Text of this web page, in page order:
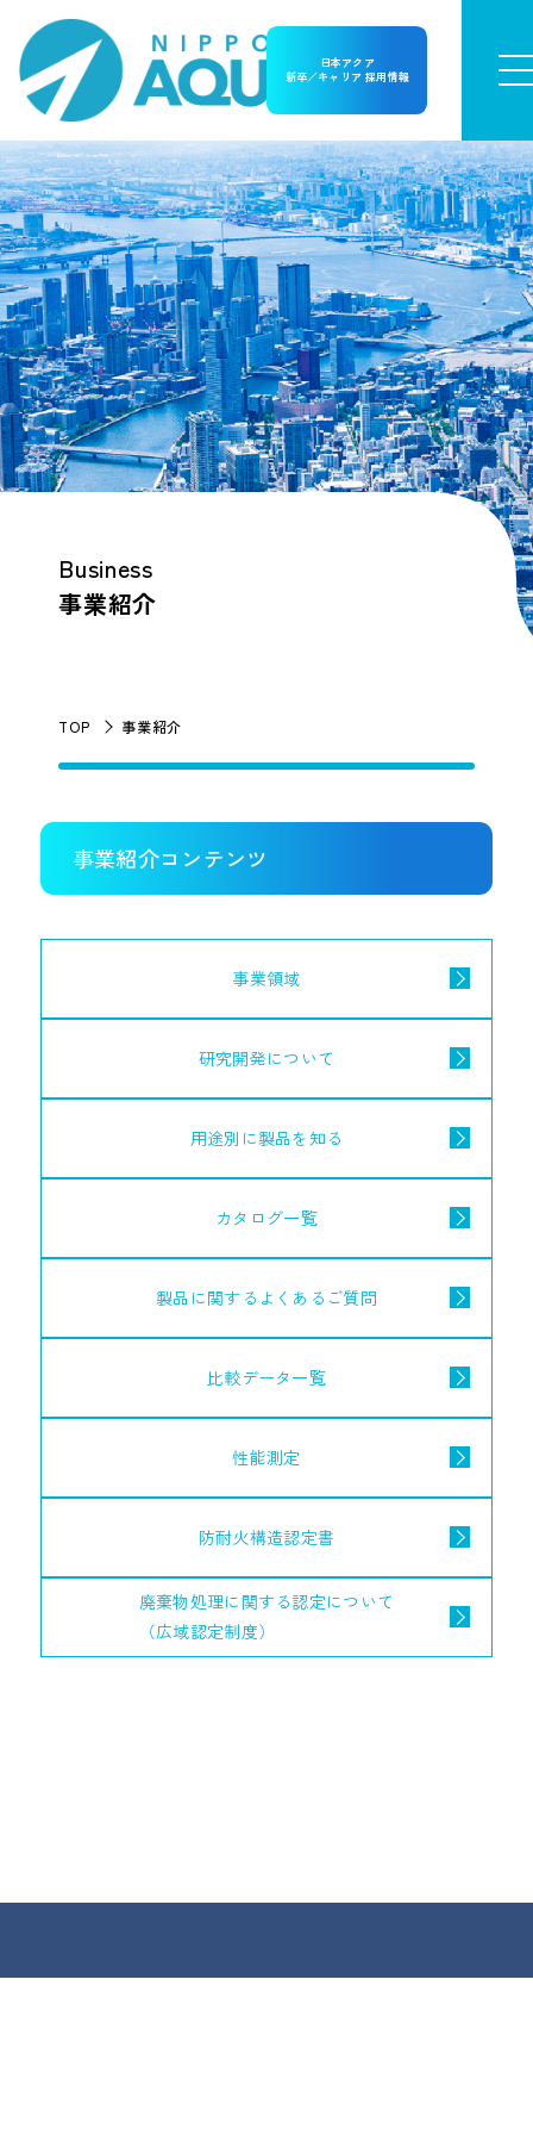
日本アクア
新卒／キャリア 採用情報
Business
事業紹介
TOP 事業紹介
事業紹介コンテンツ
事業領域
研究開発について
用途別に製品を知る
カタログ一覧
製品に関するよくあるご質問
比較データ一覧
性能測定
防耐火構造認定書
廃棄物処理に関する認定について
（広域認定制度）